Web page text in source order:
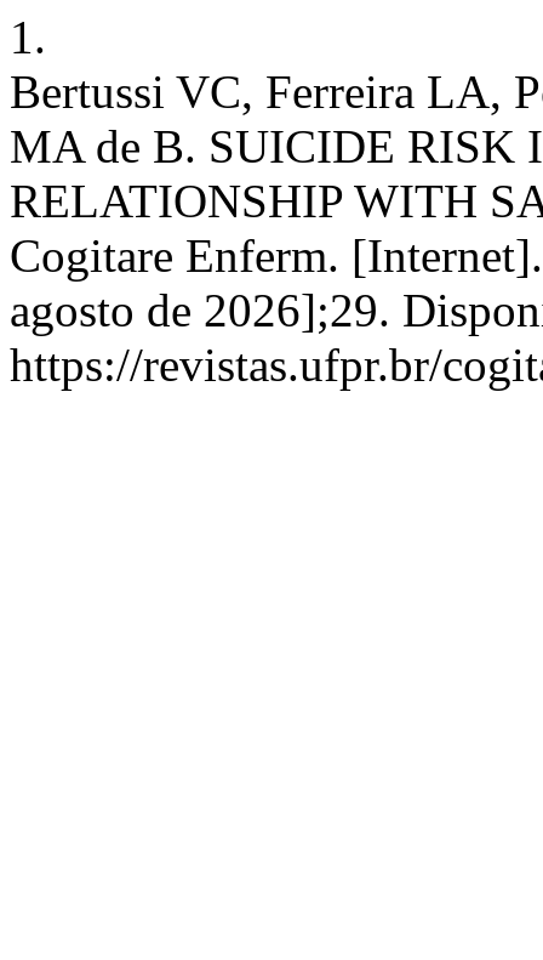
1.
Bertussi VC, Ferreira LA,
MA de B. SUICIDE RISK
RELATIONSHIP WITH
Cogitare Enferm.
agosto de 2026];29.
https://revistas.ufpr.br/